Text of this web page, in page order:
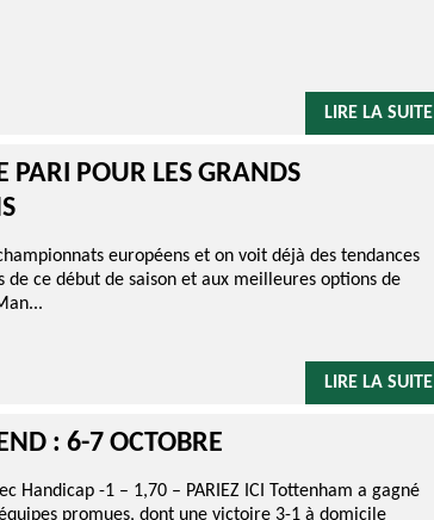
LIRE LA SUITE
PARI POUR LES GRANDS
européens et on voit déjà des tendances
ce début de saison et aux meilleures options de
LIRE LA SUITE
: 6-7 OCTOBRE
Handicap -1 – 1,70 – PARIEZ ICI Tottenham a gagné
promues, dont une victoire 3-1 à domicile